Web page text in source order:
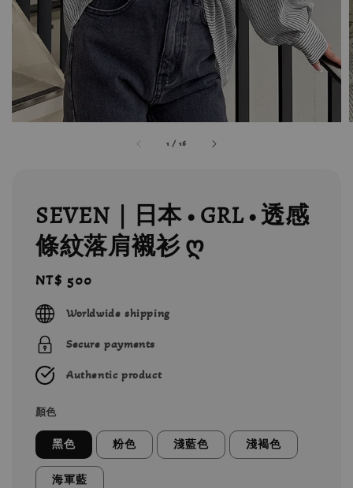
1 /16
SEVEN｜日本 • GRL • 透感
條紋落肩襯衫 ღ
Regular
price
NT$ 500
Worldwide shipping
Secure payments
Authentic product
顏色
黑色 粉色 淺藍色 淺褐色
海軍藍